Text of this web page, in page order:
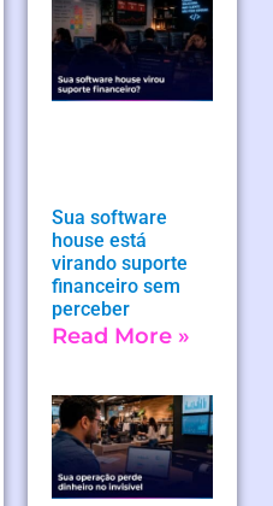
Sua software
house está
virando suporte
financeiro sem
perceber
Read More »